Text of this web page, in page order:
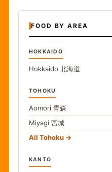
FOOD BY AREA
HOKKAIDO
Hokkaido 北海道
TOHOKU
Aomori 青森
Miyagi 宮城
All Tohoku
KANTO